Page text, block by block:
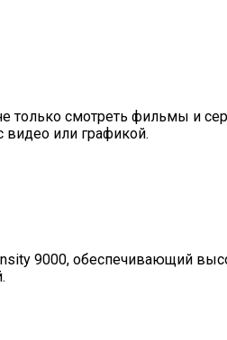
смотреть фильмы и
видео или графикой.
9000, обеспечивающий